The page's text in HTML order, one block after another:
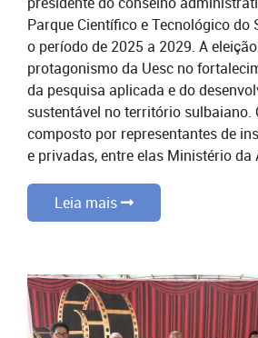
Parque Científico e Tecnológico do
o período de 2025 a 2029. A
protagonismo da Uesc no
da pesquisa aplicada e do
sustentável no território sulbaiano.
composto por representantes de
e privadas, entre elas Ministério da
Leia mais